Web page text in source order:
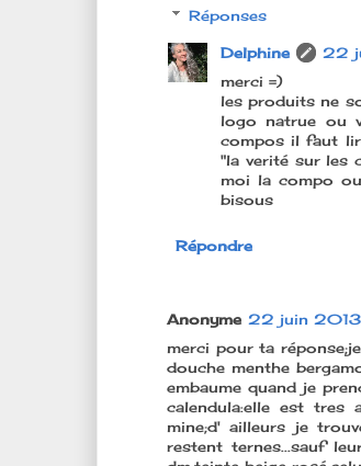
Réponses
Delphine
22
merci =)
les produits ne
logo natrue ou
compos il faut
"la verité sur les
moi la compo
bisous
Répondre
Anonyme 22 juin 2013
merci pour ta
douche menthe
embaume quand je
calendula:elle est
mine;d' ailleurs je
restent ternes...sauf